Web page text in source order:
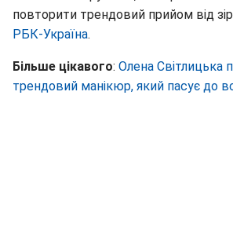
повторити трендовий прийом від
РБК-Україна.
Більше цікавого: Олена Світлицька
трендовий манікюр, який пасує до